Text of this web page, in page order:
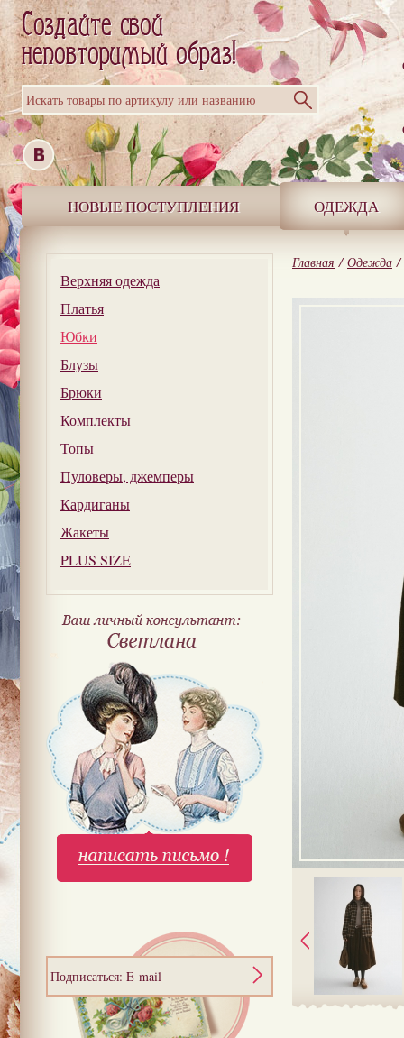
Искать товары по артикулу или названию
НОВЫЕ ПОСТУПЛЕНИЯ ОДЕЖДА
Верхняя одежда
Платья
Юбки
Блузы
Брюки
Комплекты
Топы
Пуловеры, джемперы
Кардиганы
Жакеты
PLUS SIZE
Подписаться: E-mail
Главная / Одежда /